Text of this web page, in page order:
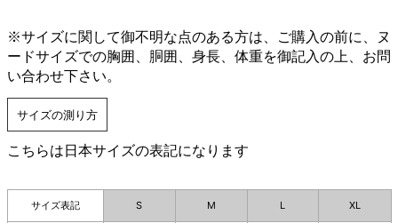
※サイズに関して御不明な点のある方は、ご購入の前に、ヌ
ードサイズでの胸囲、胴囲、身長、体重を御記入の上、お問
い合わせ下さい。
サイズの測り方
こちらは日本サイズの表記になります
サイズ表記 S M L XL